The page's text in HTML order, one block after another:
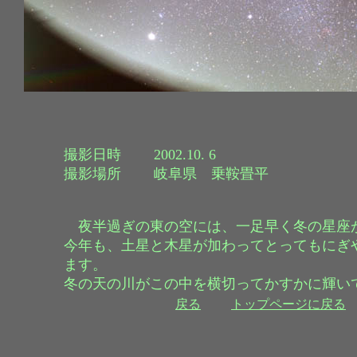
撮影日時 2002.10. 6
撮影場所 岐阜県 乗鞍畳平
トップページに戻る
夜半過ぎの東の空には、一足早く冬の星座
今年も、土星と木星が加わってとってもにぎ
ます。
冬の天の川がこの中を横切ってかすかに輝い
戻る